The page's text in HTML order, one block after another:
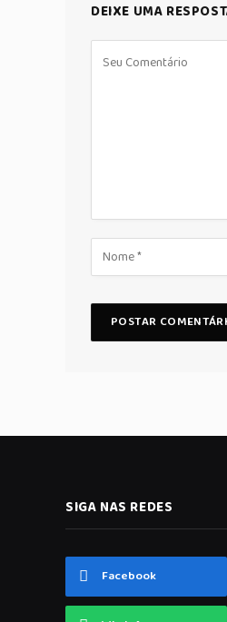
DEIXE UMA
SIGA NAS REDES
Facebook